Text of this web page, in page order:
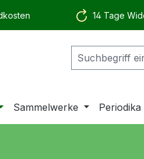
14 Tage
Sammelwerke Periodika